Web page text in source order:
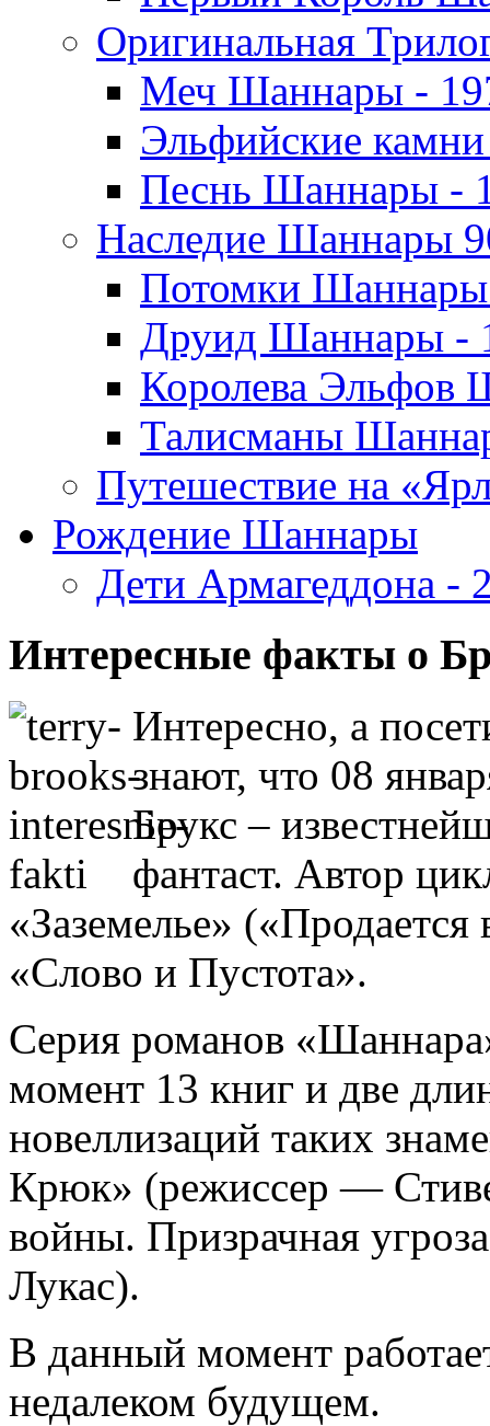
Оригинальная
Меч Шаннары -
Эльфийские
Песнь Шаннары -
Наследие Шаннары
Потомки
Друид Шаннары -
Королева Эльфов
Талисманы
Путешествие на
Рождение Шаннары
Дети Армагеддона -
Интересные факты о
Интересно, а
знают, что 08
Брукс –
фантаст. Автор
«Заземелье»
«Слово и Пустота».
Серия романов
момент 13 книг и две
новеллизаций таких
Крюк» (режиссер —
войны. Призрачная
Лукас).
В данный момент
недалеком будущем.